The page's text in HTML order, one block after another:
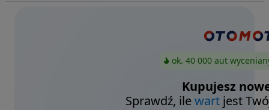
ok. 40 000 aut
Kupujesz
Sprawdź, ilewart jest